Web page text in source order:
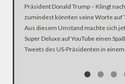
Präsident Donald Trump – Klingt
zumindest könnten seine Worte auf
Aus diesem Umstand machte sich
Super Deluxe auf YouTube einen
Tweets des US-Präsidenten in